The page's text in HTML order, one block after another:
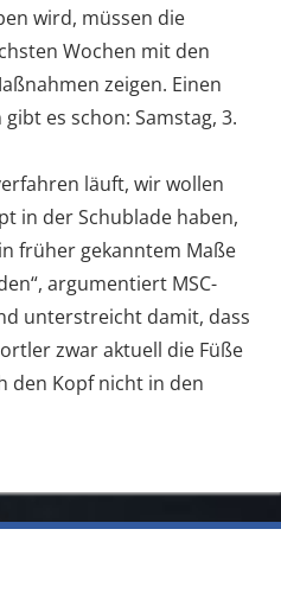
wird, müssen die
Wochen mit den
zeigen. Einen
es schon: Samstag, 3.
läuft, wir wollen
in der Schublade haben,
früher gekanntem Maße
argumentiert MSC-
unterstreicht damit, dass
zwar aktuell die Füße
den Kopf nicht in den